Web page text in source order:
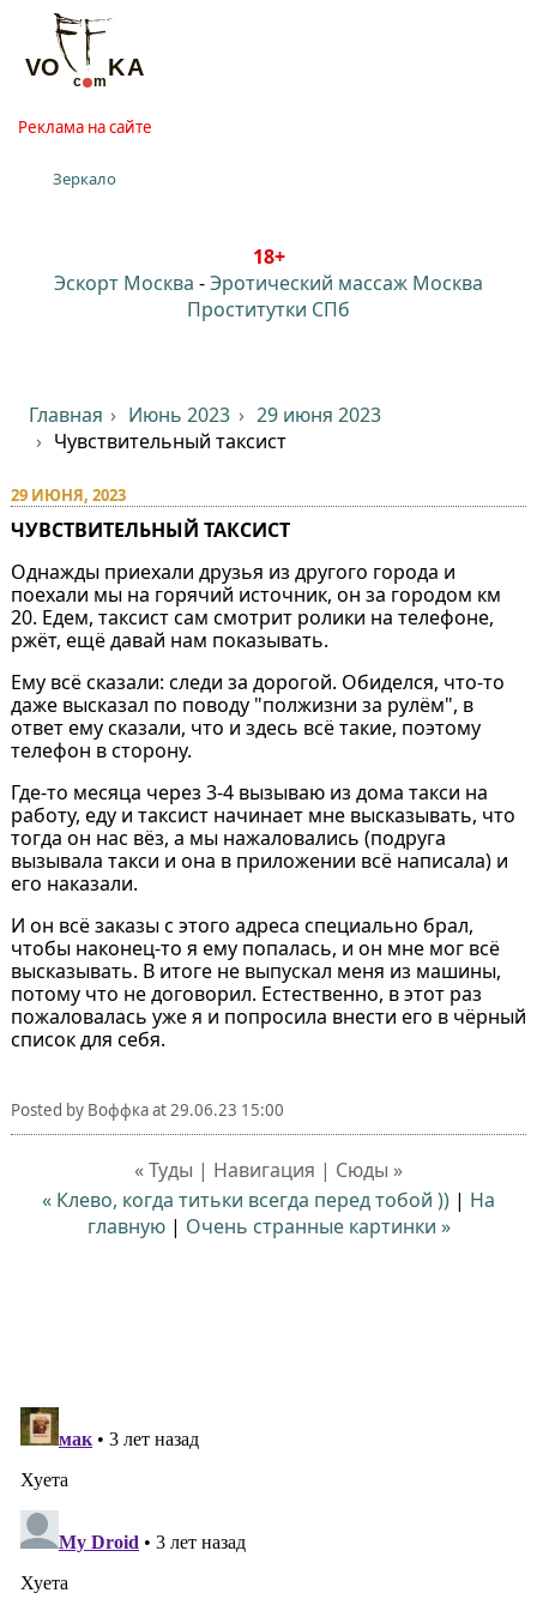
Реклама на сайте
Зеркало
18+
Эскорт Москва -Эротический массаж Москва
Проститутки СПб
Главная Июнь 2023
29 июня 2023
Чувствительный таксист
29 ИЮНЯ, 2023
ЧУВСТВИТЕЛЬНЫЙ ТАКСИСТ
Однажды приехали друзья из другого города и
поехали мы на горячий источник, он за городом км
20. Едем, таксист сам смотрит ролики на телефоне,
ржёт, ещё давай нам показывать.
Ему всё сказали: следи за дорогой. Обиделся, что-то
даже высказал по поводу "полжизни за рулём", в
ответ ему сказали, что и здесь всё такие, поэтому
телефон в сторону.
Где-то месяца через 3-4 вызываю из дома такси на
работу, еду и таксист начинает мне высказывать, что
тогда он нас вёз, а мы нажаловались (подруга
вызывала такси и она в приложении всё написала) и
его наказали.
И он всё заказы с этого адреса специально брал,
чтобы наконец-то я ему попалась, и он мне мог всё
высказывать. В итоге не выпускал меня из машины,
потому что не договорил. Естественно, в этот раз
пожаловалась уже я и попросила внести его в чёрный
список для себя.
Posted by Воффкаat 29.06.23 15:00
« Туды | Навигация | Сюды »
« Клево, когда титьки всегда перед тобой )) | На
главную| Очень странные картинки »